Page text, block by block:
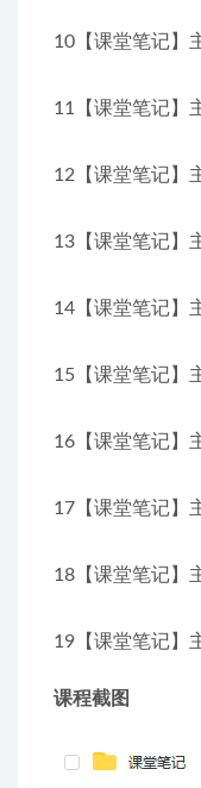
10【课堂笔记】
11【课堂笔记】
12【课堂笔记】
13【课堂笔记】
14【课堂笔记】
15【课堂笔记】
16【课堂笔记】
17【课堂笔记】
18【课堂笔记】
19【课堂笔记】
课程截图